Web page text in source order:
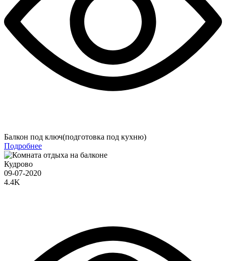
Балкон под ключ(подготовка под кухню)
Подробнее
Кудрово
09-07-2020
4.4K